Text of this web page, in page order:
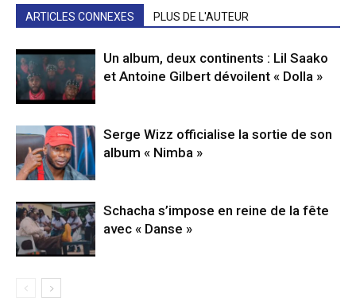
ARTICLES CONNEXES PLUS DE L'AUTEUR
Un album, deux continents : Lil Saako
et Antoine Gilbert dévoilent « Dolla »
Serge Wizz officialise la sortie de son
album « Nimba »
Schacha s’impose en reine de la fête
avec « Danse »